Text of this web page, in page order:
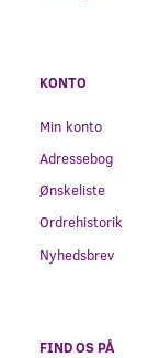
KONTO
Min konto
Adressebog
Ønskeliste
Ordrehistorik
Nyhedsbrev
FIND OS PÅ